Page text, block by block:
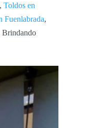
, Toldos en
Fuenlabrada,
Brindando